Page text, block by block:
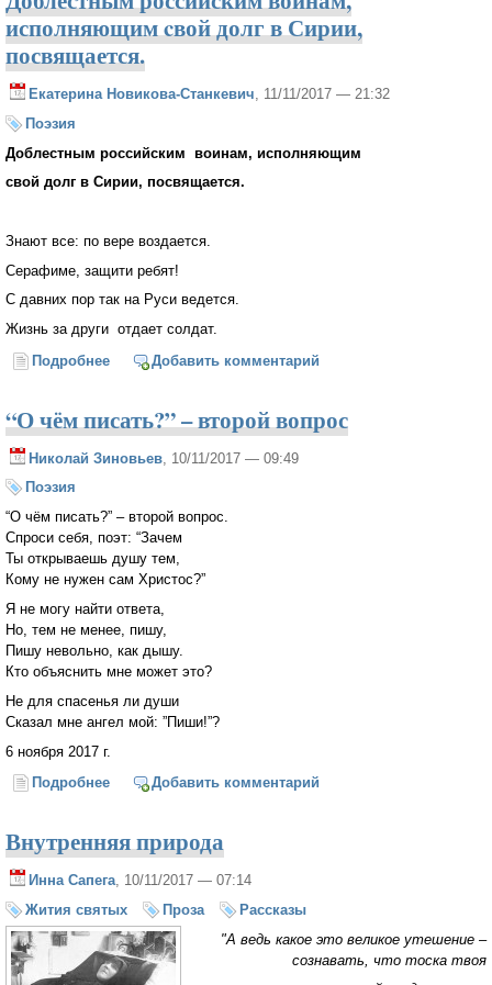
исполняющим cвой долг в Сирии,
посвящается.
Екатерина Новикова-Станкевич , 11/11/2017 — 21:32
Поэзия
Доблестным российским воинам, исполняющим
cвой долг в Сирии, посвящается.
Знают все: по вере воздается.
Серафиме, защити ребят!
С давних пор так на Руси ведется.
Жизнь за други отдает солдат.
Подробнее о Доблестным российским воинам, исполняющим
Добавить комментарий
“О чём писать?” – второй вопрос
Николай Зиновьев , 10/11/2017 — 09:49
Поэзия
“О чём писать?” – второй вопрос.
Спроси себя, поэт: “Зачем
Ты открываешь душу тем,
Кому не нужен сам Христос?”
Я не могу найти ответа,
Но, тем не менее, пишу,
Пишу невольно, как дышу.
Кто объяснить мне может это?
Не для спасенья ли души
Сказал мне ангел мой: ”Пиши!”?
6 ноября 2017 г.
Подробнее о “О чём писать?” – второй вопрос
Добавить комментарий
Внутренняя природа
Инна Сапега , 10/11/2017 — 07:14
Жития святых
Проза
Рассказы
"А ведь какое это великое утешение –
сознавать, что тоска твоя